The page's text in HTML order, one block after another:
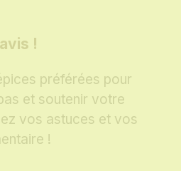
!
préférées pour
et soutenir votre
vos astuces et vos
!